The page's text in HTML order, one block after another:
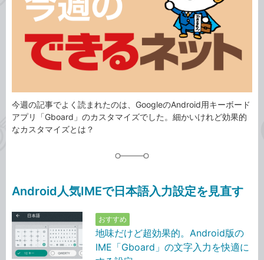
今週の記事でよく読まれたのは、GoogleのAndroid用キーボード
アプリ「Gboard」のカスタマイズでした。細かいけれど効果的
なカスタマイズとは？
Android人気IMEで日本語入力設定を見直す
おすすめ
地味だけど超効果的。Android版の
IME「Gboard」の文字入力を快適に